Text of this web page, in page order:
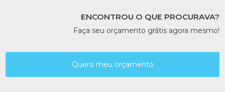
ENCONTROU O QUE PROCURAVA?
Faça seu orçamento grátis agora mesmo!
Quero meu orçamento